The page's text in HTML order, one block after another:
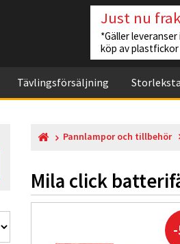
Just nu
*Gäller
köp av
Tävlingsförsäljning
Pannlampor och tillbehör
Mila click